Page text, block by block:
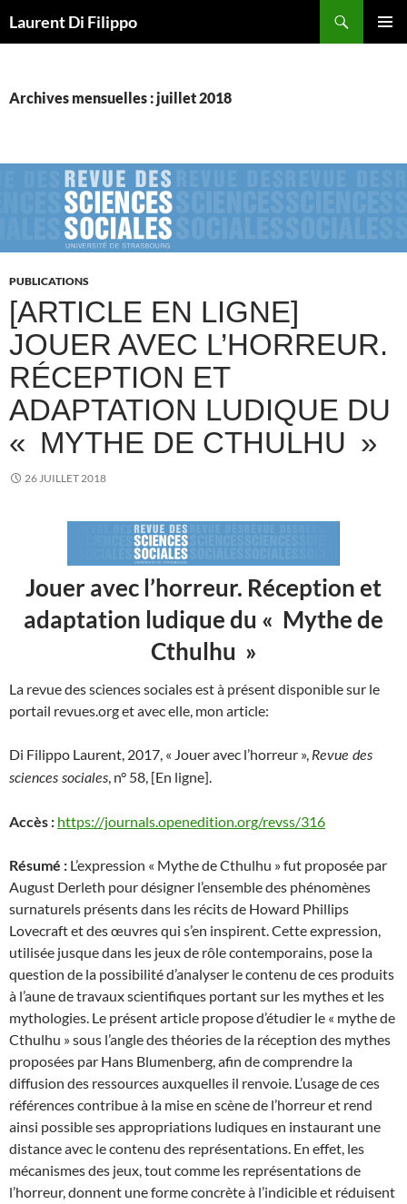
auLaurent Di Filippo
Archives mensuelles : juillet 2018
PUBLICATIONS
[ARTICLE EN LIGNE]
JOUER AVEC L’HORREUR.
RÉCEPTION ET
ADAPTATION LUDIQUE DU
« MYTHE DE CTHULHU »
26 JUILLET 2018
Jouer avec l’horreur. Réception et
adaptation ludique du « Mythe de
Cthulhu »
La revue des sciences sociales est à présent disponible sur le
portail revues.org et avec elle, mon article:
Di Filippo Laurent, 2017, « Jouer avec l’horreur », Revue des
sciences sociales, n° 58, [En ligne].
Accès : https://journals.openedition.org/revss/316
Résumé : L’expression « Mythe de Cthulhu » fut proposée par
August Derleth pour désigner l’ensemble des phénomènes
surnaturels présents dans les récits de Howard Phillips
Lovecraft et des œuvres qui s’en inspirent. Cette expression,
utilisée jusque dans les jeux de rôle contemporains, pose la
question de la possibilité d’analyser le contenu de ces produits
à l’aune de travaux scientifiques portant sur les mythes et les
mythologies. Le présent article propose d’étudier le « mythe de
Cthulhu » sous l’angle des théories de la réception des mythes
proposées par Hans Blumenberg, afin de comprendre la
diffusion des ressources auxquelles il renvoie. L’usage de ces
références contribue à la mise en scène de l’horreur et rend
ainsi possible ses appropriations ludiques en instaurant une
distance avec le contenu des représentations. En effet, les
mécanismes des jeux, tout comme les représentations de
l’horreur, donnent une forme concrète à l’indicible et réduisent